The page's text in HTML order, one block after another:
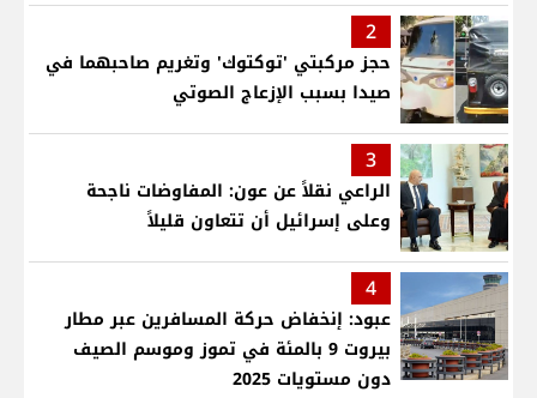
2
حجز مركبتي 'توكتوك' وتغريم صاحبهما في
صيدا بسبب الإزعاج الصوتي
3
الراعي نقلاً عن عون: المفاوضات ناجحة
وعلى إسرائيل أن تتعاون قليلاً
4
عبود: إنخفاض حركة المسافرين عبر مطار
بيروت 9 بالمئة في تموز وموسم الصيف
دون مستويات 2025